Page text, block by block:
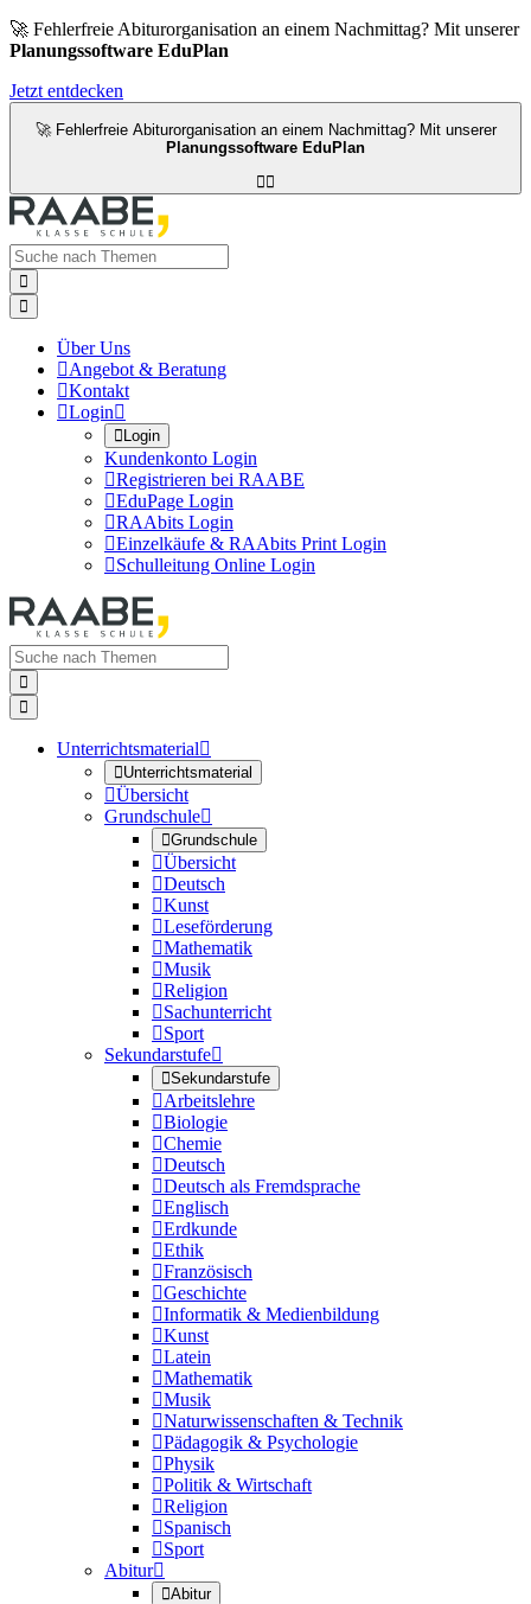
🚀 Fehlerfreie Abiturorganisation an einem Nachmittag? Mit unserer
Planungssoftware EduPlan
Jetzt entdecken
🚀 Fehlerfreie Abiturorganisation an einem Nachmittag? Mit unserer
Planungssoftware EduPlan



Über Uns
Angebot & Beratung
Kontakt
Login
Login
Kundenkonto Login
Registrieren bei RAABE
EduPage Login
RAAbits Login
Einzelkäufe & RAAbits Print Login
Schulleitung Online Login


Unterrichtsmaterial
Unterrichtsmaterial
Übersicht
Grundschule
Grundschule
Übersicht
Deutsch
Kunst
Leseförderung
Mathematik
Musik
Religion
Sachunterricht
Sport
Sekundarstufe
Sekundarstufe
Arbeitslehre
Biologie
Chemie
Deutsch
Deutsch als Fremdsprache
Englisch
Erdkunde
Ethik
Französisch
Geschichte
Informatik & Medienbildung
Kunst
Latein
Mathematik
Musik
Naturwissenschaften & Technik
Pädagogik & Psychologie
Physik
Politik & Wirtschaft
Religion
Spanisch
Sport
Abitur
Abitur